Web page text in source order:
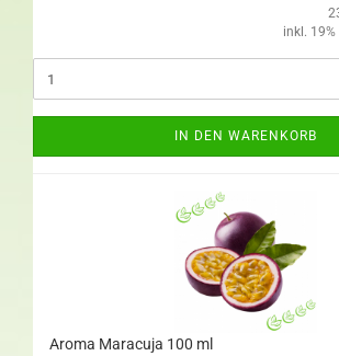
inkl.
IN DEN WARENKORB
Aroma Maracuja 100 ml